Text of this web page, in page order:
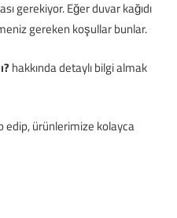
gerekiyor. Eğer duvar kağıdı
gereken koşullar bunlar.
hakkında detaylı bilgi almak
edip, ürünlerimize kolayca